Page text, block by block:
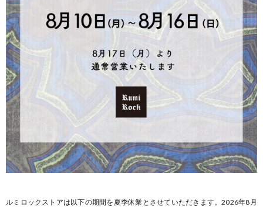
ルミロックストアは以下の期間を夏季休業とさせていただきます。2026年8月